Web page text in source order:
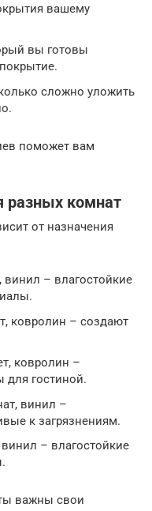
вашему
вы готовы
сложно уложить
поможет вам
разных комнат
от назначения
винил – влагостойкие
ковролин – создают
ковролин –
для гостиной.
винил –
к загрязнениям.
– влагостойкие
важны свои